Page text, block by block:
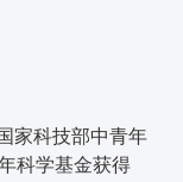
家科技部中青年
科学基金获得